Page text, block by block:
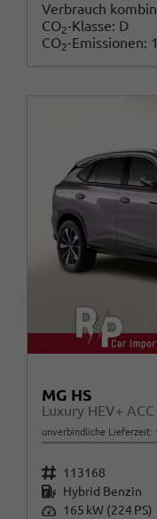
Verbrauch
CO2-Klasse: D
CO2-Emissionen:
MG HS
unverbindliche Lieferzeit:
Fahrzeugnr. 113168
Kraftstoff Hybrid Benzin
Leistung 165 kW (224 PS)